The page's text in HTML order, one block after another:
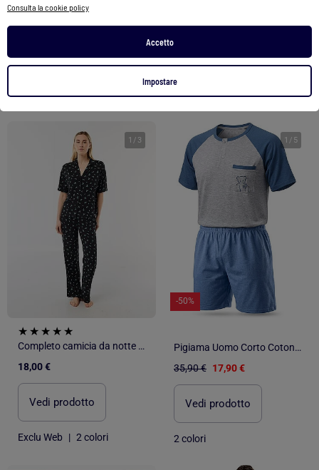
Consulta la cookie policy
Accetto
Impostare
35,90 € 17,90 €
Vedi prodotto
2 colori
14,00 €
Vedi prodotto
2 colori
1 / 3
Completo camicia da notte a righe
18,00 €
Vedi prodotto
Exclu Web | 2 colori
1 / 5
-50%
Pigiama Uomo Corto Cotone OZABI
35,90 € 17,90 €
Vedi prodotto
2 colori